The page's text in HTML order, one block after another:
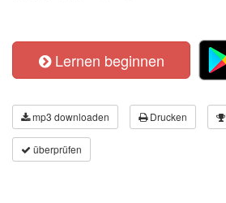
Lernen beginnen
mp3 downloaden Drucken
überprüfen